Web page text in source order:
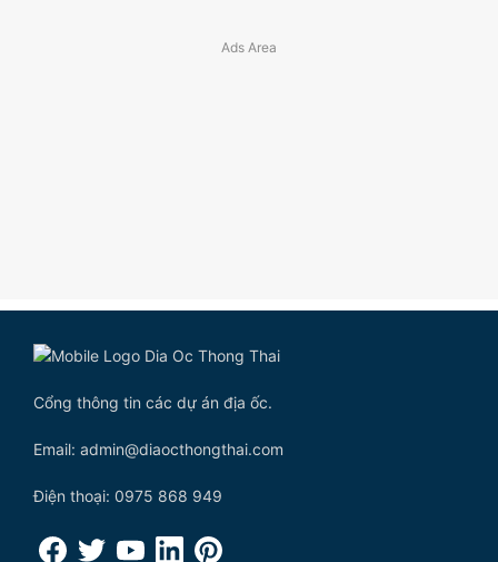
Cổng thông tin các dự án địa ốc.
Email: admin@diaocthongthai.com
Điện thoại: 0975 868 949